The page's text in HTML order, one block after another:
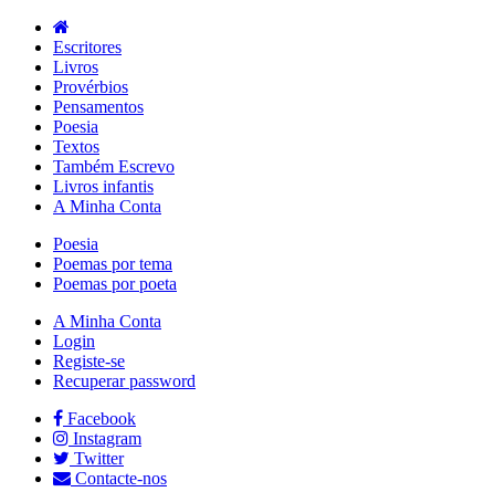
Escritores
Livros
Provérbios
Pensamentos
Poesia
Textos
Também Escrevo
Livros infantis
A Minha Conta
Poesia
Poemas por tema
Poemas por poeta
A Minha Conta
Login
Registe-se
Recuperar password
Facebook
Instagram
Twitter
Contacte-nos